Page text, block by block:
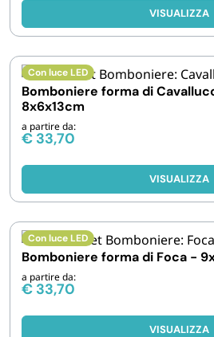
VISUALIZZA
Con luce LED
Bomboniere forma di
8x6x13cm
a partire da:
€ 33,70
VISUALIZZA
Con luce LED
Bomboniere forma di Foca -
a partire da:
€ 33,70
VISUALIZZA